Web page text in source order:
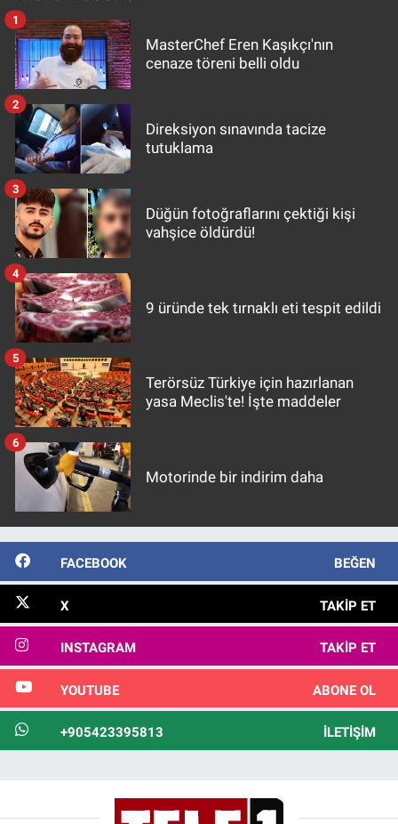
MasterChef Eren Kaşıkçı'nın
cenaze töreni belli oldu
1
Direksiyon sınavında tacize
tutuklama
2
Düğün fotoğraflarını çektiği kişi
vahşice öldürdü!
3
9 üründe tek tırnaklı eti tespit edildi
4
Terörsüz Türkiye için hazırlanan
yasa Meclis'te! İşte maddeler
5
Motorinde bir indirim daha
6
FACEBOOK BEĞEN
X TAKIP ET
INSTAGRAM TAKIP ET
YOUTUBE ABONE OL
+905423395813 İLETIŞIM